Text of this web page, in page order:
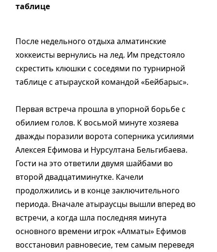
таблице
После недельного отдыха алматинские
хоккеисты вернулись на лед. Им предстояло
скрестить клюшки с соседями по турнирной
таблице с атырауской командой «Бейбарыс».
Первая встреча прошла в упорной борьбе с
обилием голов. К восьмой минуте хозяева
дважды поразили ворота соперника усилиями
Алексея Ефимова и Нурсултана Бельгибаева.
Гости на это ответили двумя шайбами во
второй двадцатиминутке. Качели
продолжились и в конце заключительного
периода. Вначале атыраусцы вышли вперед во
встречи, а когда шла последняя минута
основного времени игрок «Алматы» Ефимов
восстановил равновесие, тем самым переведя